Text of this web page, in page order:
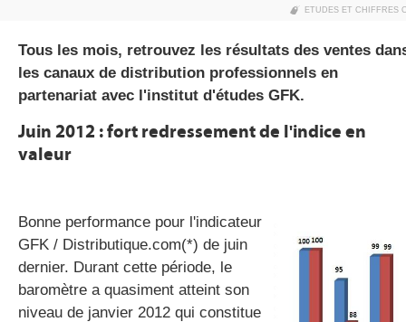
ETUDES ET CHIFFRES
Tous les mois, retrouvez les résultats des ventes
les canaux de distribution professionnels en
partenariat avec l'institut d'études GFK.
Juin 2012 : fort redressement de l'indice en
valeur
Bonne performance pour l'indicateur
GFK / Distributique.com(*) de juin
dernier. Durant cette période, le
baromètre a quasiment atteint son
niveau de janvier 2012 qui constitue